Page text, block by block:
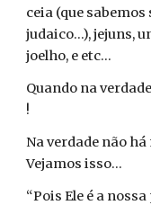
ceia (que
judaico...), jejuns,
joelho, e etc...
Quando na
!
Na verdade não
Vejamos isso...
“Pois Ele é a